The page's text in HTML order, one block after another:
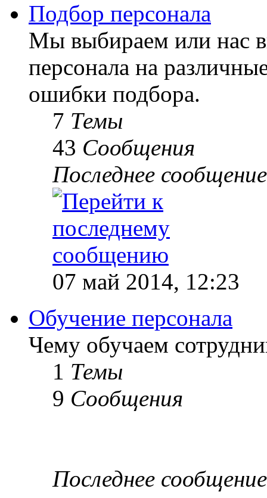
Подбор персонала
Мы выбираем или нас
персонала на
ошибки подбора.
7 Темы
43 Сообщения
Последнее сообщение
07 май 2014, 12:23
Обучение персонала
Чему обучаем
1 Темы
9 Сообщения
Последнее сообщение